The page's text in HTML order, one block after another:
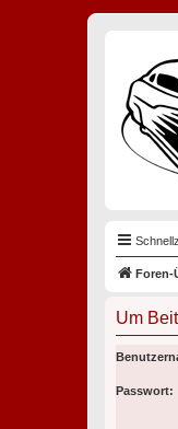
Foren-
Um
Passwort: